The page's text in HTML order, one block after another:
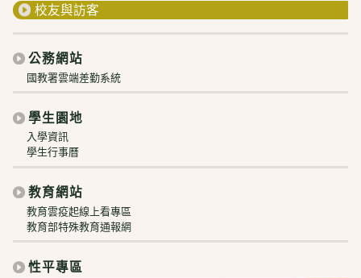
校友與訪客
公務網站
國教署雲端差勤系統
學生園地
入學資訊
學生行事曆
教育網站
教育雲疫起線上看專區
教育部特殊教育通報網
性平專區